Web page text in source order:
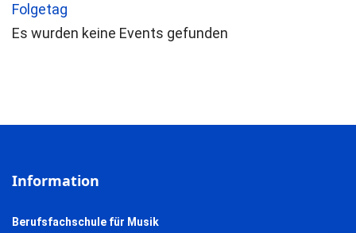
Folgetag
Es wurden keine Events gefunden
Information
Berufsfachschule für Musik